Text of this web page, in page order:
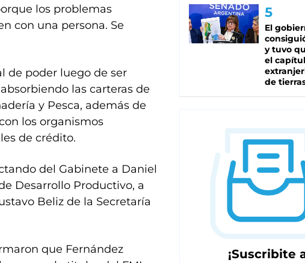
los problemas
con una persona. Se
de poder luego de ser
las carteras de
y Pesca, además de
los organismos
de crédito.
del Gabinete a Daniel
Desarrollo Productivo, a
Beliz de la Secretaría
que Fernández
El
y tuvo
el
de
¡Suscribite